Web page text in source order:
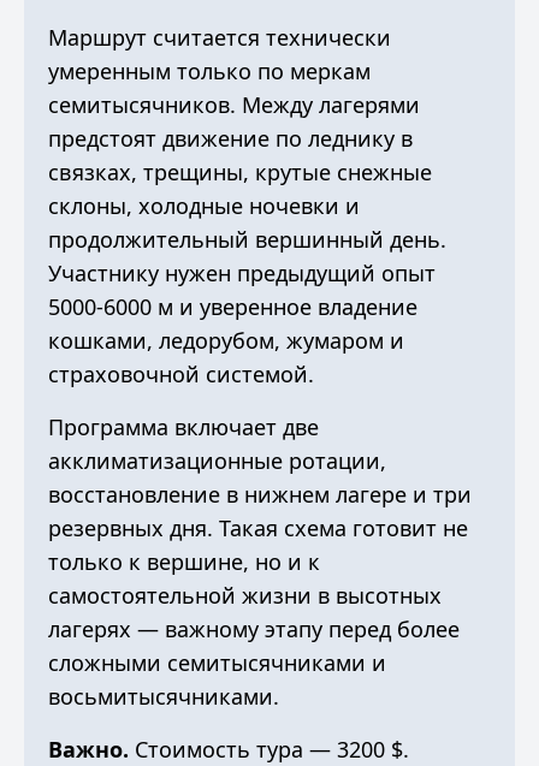
Маршрут считается технически
умеренным только по меркам
семитысячников. Между лагерями
предстоят движение по леднику в
связках, трещины, крутые снежные
склоны, холодные ночевки и
продолжительный вершинный день.
Участнику нужен предыдущий опыт
5000-6000 м и уверенное владение
кошками, ледорубом, жумаром и
страховочной системой.
Программа включает две
акклиматизационные ротации,
восстановление в нижнем лагере и три
резервных дня. Такая схема готовит не
только к вершине, но и к
самостоятельной жизни в высотных
лагерях — важному этапу перед более
сложными семитысячниками и
восьмитысячниками.
Важно. Стоимость тура — 3200 $.